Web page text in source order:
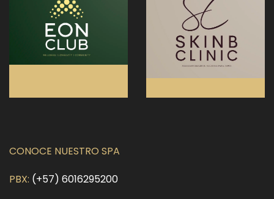
CONOCE NUESTRO SPA
PBX: (+57) 6016295200